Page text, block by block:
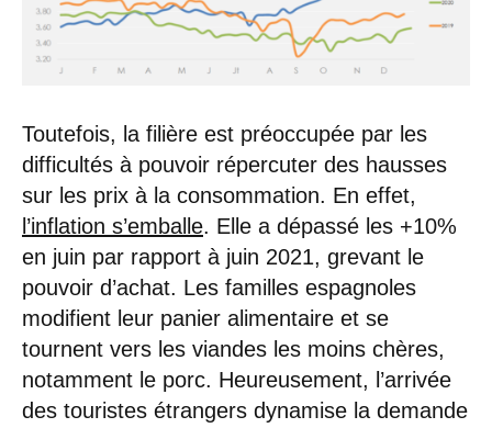
Toutefois, la filière est préoccupée par les
difficultés à pouvoir répercuter des hausses
sur les prix à la consommation. En effet,
l’inflation s’emballe. Elle a dépassé les +10%
en juin par rapport à juin 2021, grevant le
pouvoir d’achat. Les familles espagnoles
modifient leur panier alimentaire et se
tournent vers les viandes les moins chères,
notamment le porc. Heureusement, l’arrivée
des touristes étrangers dynamise la demande